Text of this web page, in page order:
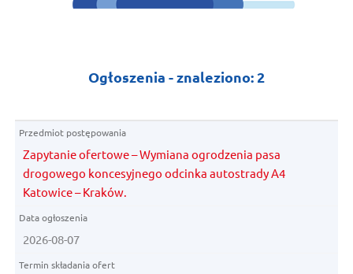
Ogłoszenia -znaleziono:2
Zapytanie ofertowe – Wymiana ogrodzenia pasa
drogowego koncesyjnego odcinka autostrady A4
Katowice – Kraków.
2026-08-07